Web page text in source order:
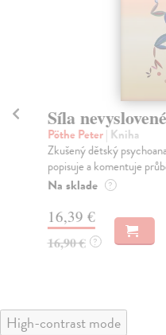
Síla
Pöthe Peter| Kniha
Zkušený dětský
popisuje a komentuje
Na sklade ?
16,39 €
16,90 € ?
High-contrast mode